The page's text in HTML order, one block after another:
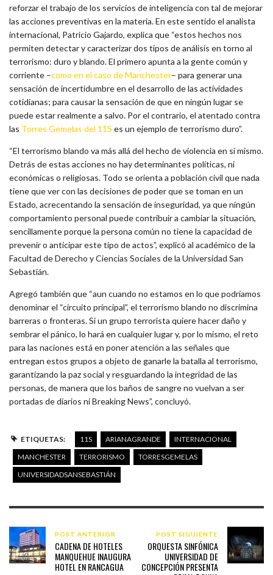
reforzar el trabajo de los servicios de inteligencia con tal de mejorar
las acciones preventivas en la materia. En este sentido el analista
internacional, Patricio Gajardo, explica que “estos hechos nos
permiten detectar y caracterizar dos tipos de análisis en torno al
terrorismo: duro y blando. El primero apunta a la gente común y
corriente –como en el caso de Manchester– para generar una
sensación de incertidumbre en el desarrollo de las actividades
cotidianas; para causar la sensación de que en ningún lugar se
puede estar realmente a salvo. Por el contrario, el atentado contra
las Torres Gemelas del 11S es un ejemplo de terrorismo duro”.
“El terrorismo blando va más allá del hecho de violencia en sí mismo.
Detrás de estas acciones no hay determinantes políticas, ni
económicas o religiosas. Todo se orienta a población civil que nada
tiene que ver con las decisiones de poder que se toman en un
Estado, acrecentando la sensación de inseguridad, ya que ningún
comportamiento personal puede contribuir a cambiar la situación,
sencillamente porque la persona común no tiene la capacidad de
prevenir o anticipar este tipo de actos”, explicó al académico de la
Facultad de Derecho y Ciencias Sociales de la Universidad San
Sebastián.
Agregó también que “aun cuando no estamos en lo que podríamos
denominar el “circuito principal”, el terrorismo blando no discrimina
barreras o fronteras. Si un grupo terrorista quiere hacer daño y
sembrar el pánico, lo hará en cualquier lugar y, por lo mismo, el reto
para las naciones está en poner atención a las señales que
entregan estos grupos a objeto de ganarle la batalla al terrorismo,
garantizando la paz social y resguardando la integridad de las
personas, de manera que los baños de sangre no vuelvan a ser
portadas de diarios ni Breaking News”, concluyó.
ETIQUETAS: 11S ARIANAGRANDE
INTERNACIONAL
MANCHESTER
TERRORISMO
TORRESGEMELAS
UNIVERSIDADSANSEBASTIÁN
POST ANTERIOR
CADENA DE HOTELES
MANQUEHUE INAUGURA
HOTEL EN RANCAGUA
POST SIGUIENTE
ORQUESTA SINFÓNICA
UNIVERSIDAD DE
CONCEPCIÓN PRESENTA